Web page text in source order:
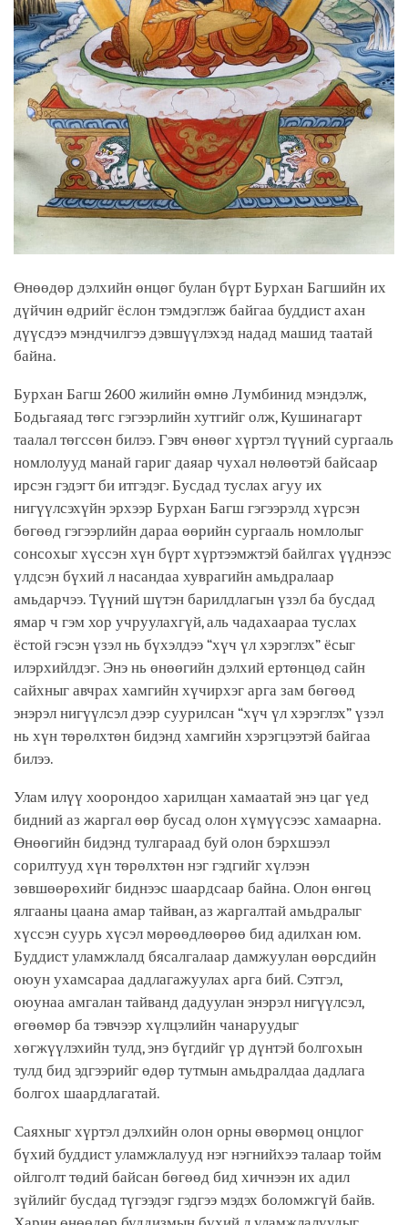
Өнөөдөр дэлхийн өнцөг булан бүрт Бурхан Багшийн их
дүйчин өдрийг ёслон тэмдэглэж байгаа буддист ахан
дүүсдээ мэндчилгээ дэвшүүлэхэд надад машид таатай
байна.
Бурхан Багш 2600 жилийн өмнө Лумбинид мэндэлж,
Бодьгаяад төгс гэгээрлийн хутгийг олж, Кушинагарт
таалал төгссөн билээ. Гэвч өнөөг хүртэл түүний сургааль
номлолууд манай гариг даяар чухал нөлөөтэй байсаар
ирсэн гэдэгт би итгэдэг. Бусдад туслах агуу их
нигүүлсэхүйн эрхээр Бурхан Багш гэгээрэлд хүрсэн
бөгөөд гэгээрлийн дараа өөрийн сургааль номлолыг
сонсохыг хүссэн хүн бүрт хүртээмжтэй байлгах үүднээс
үлдсэн бүхий л насандаа хуврагийн амьдралаар
амьдарчээ. Түүний шүтэн барилдлагын үзэл ба бусдад
ямар ч гэм хор учруулахгүй, аль чадахаараа туслах
ёстой гэсэн үзэл нь бүхэлдээ “хүч үл хэрэглэх” ёсыг
илэрхийлдэг. Энэ нь өнөөгийн дэлхий ертөнцөд сайн
сайхныг авчрах хамгийн хүчирхэг арга зам бөгөөд
энэрэл нигүүлсэл дээр суурилсан “хүч үл хэрэглэх” үзэл
нь хүн төрөлхтөн бидэнд хамгийн хэрэгцээтэй байгаа
билээ.
Улам илүү хоорондоо харилцан хамаатай энэ цаг үед
бидний аз жаргал өөр бусад олон хүмүүсээс хамаарна.
Өнөөгийн бидэнд тулгараад буй олон бэрхшээл
сорилтууд хүн төрөлхтөн нэг гэдгийг хүлээн
зөвшөөрөхийг биднээс шаардсаар байна. Олон өнгөц
ялгааны цаана амар тайван, аз жаргалтай амьдралыг
хүссэн суурь хүсэл мөрөөдлөөрөө бид адилхан юм.
Буддист уламжлалд бясалгалаар дамжуулан өөрсдийн
оюун ухамсараа дадлагажуулах арга бий. Сэтгэл,
оюунаа амгалан тайванд дадуулан энэрэл нигүүлсэл,
өгөөмөр ба тэвчээр хүлцэлийн чанаруудыг
хөгжүүлэхийн тулд, энэ бүгдийг үр дүнтэй болгохын
тулд бид эдгээрийг өдөр тутмын амьдралдаа дадлага
болгох шаардлагатай.
Саяхныг хүртэл дэлхийн олон орны өвөрмөц онцлог
бүхий буддист уламжлалууд нэг нэгнийхээ талаар тойм
ойлголт төдий байсан бөгөөд бид хичнээн их адил
зүйлийг бусдад түгээдэг гэдгээ мэдэх боломжгүй байв.